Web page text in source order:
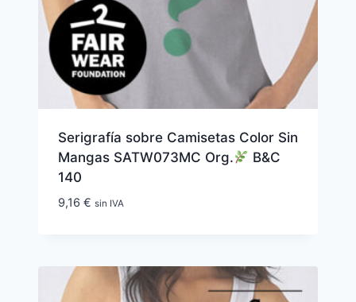
Serigrafía sobre Camisetas Color Sin
Mangas SATW073MC Org.
B&C
140
9,16 € sin IVA